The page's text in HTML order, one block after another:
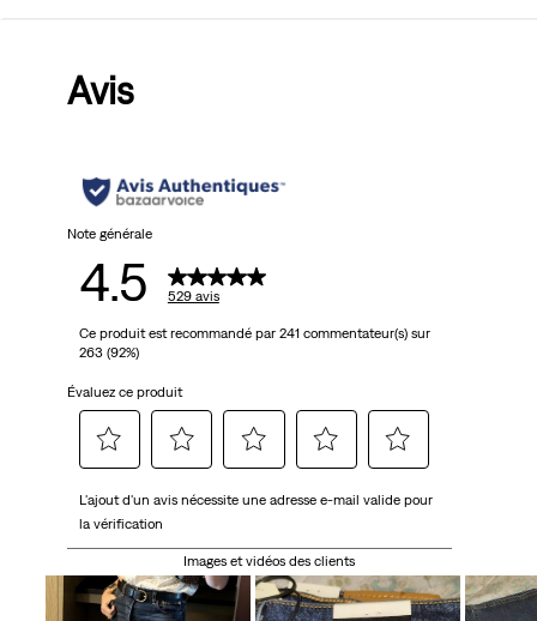
avis
Avis
Note générale
4.5 529 avis
Ce produit est recommandé par 241 commentateur(s) sur
263 (92%)
Évaluez ce produit
pour
attribuer
l'article.
pour
attribuer
2 étoiles
à
l'article.
pour
3 étoiles
à
l'article.
pour
4 étoiles
à
l'article.
pour
à
l'article.
L'ajout d'un avis nécessite une adresse e-mail valide pour
la vérification
Images et vidéos des clients